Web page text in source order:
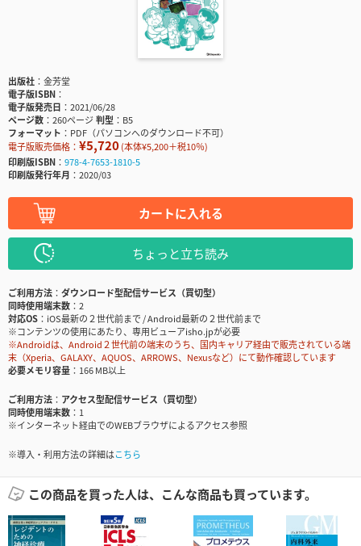
出版社
金芳堂
電子版ISBN
電子版発売日
2021/06/28
ページ数
260ページ判型
B5
フォーマット
PDF（パソコンへのダウンロード不可）
電子版販売価格： ¥5,720(本体¥5,200＋税10％)
印刷版ISBN
978-4-7653-1810-5
印刷版発行年月
2020/03
カートに入れる
ちょっと立ち読み
ご利用方法
ダウンロード型配信サービス（買切型）
同時使用端末数
2
対応OS
iOS最新の２世代前まで / Android最新の２世代前まで
※コンテンツの使用にあたり、専用ビューアisho.jpが必要
※Androidは、Android２世代前の端末のうち、国内キャリア経由で販売されている端
末（Xperia、GALAXY、AQUOS、ARROWS、Nexusなど）にて動作確認しています
必要メモリ容量
166 MB以上
ご利用方法
アクセス型配信サービス（買切型）
同時使用端末数
1
※インターネット経由でのWEBブラウザによるアクセス参照
※導入・利用方法の詳細はこちら
この商品を買った人は、こんな商品も買っています。